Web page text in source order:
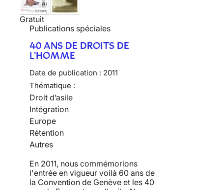
Gratuit
Publications spéciales
40 ANS DE DROITS DE
L'HOMME
Date de publication : 2011
Thématique :
Droit d’asile
Intégration
Europe
Rétention
Autres
En 2011, nous commémorions
l'entrée en vigueur voilà 60 ans de
la Convention de Genève et les 40